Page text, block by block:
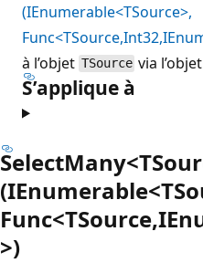
(IEnumerable<TSource>,
à l’objet TSource via l’objet
S’applique à
>)